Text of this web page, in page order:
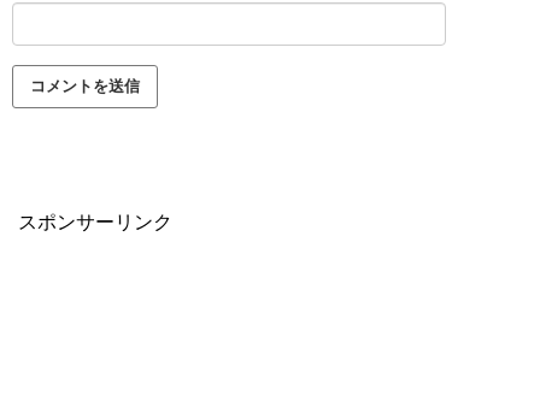
スポンサーリンク